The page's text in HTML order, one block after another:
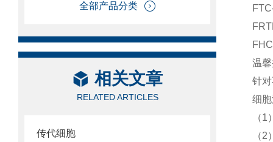
全部产品分类
相关文章
RELATED ARTICLES
传代细胞
温
针
细
（
（